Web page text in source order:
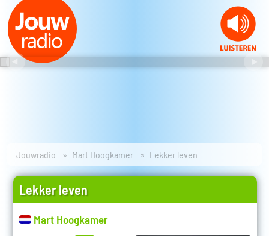
Jouwradio Mart Hoogkamer Lekker leven
Lekker leven
Mart Hoogkamer